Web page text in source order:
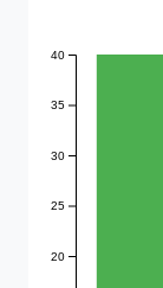
20
25
30
35
40